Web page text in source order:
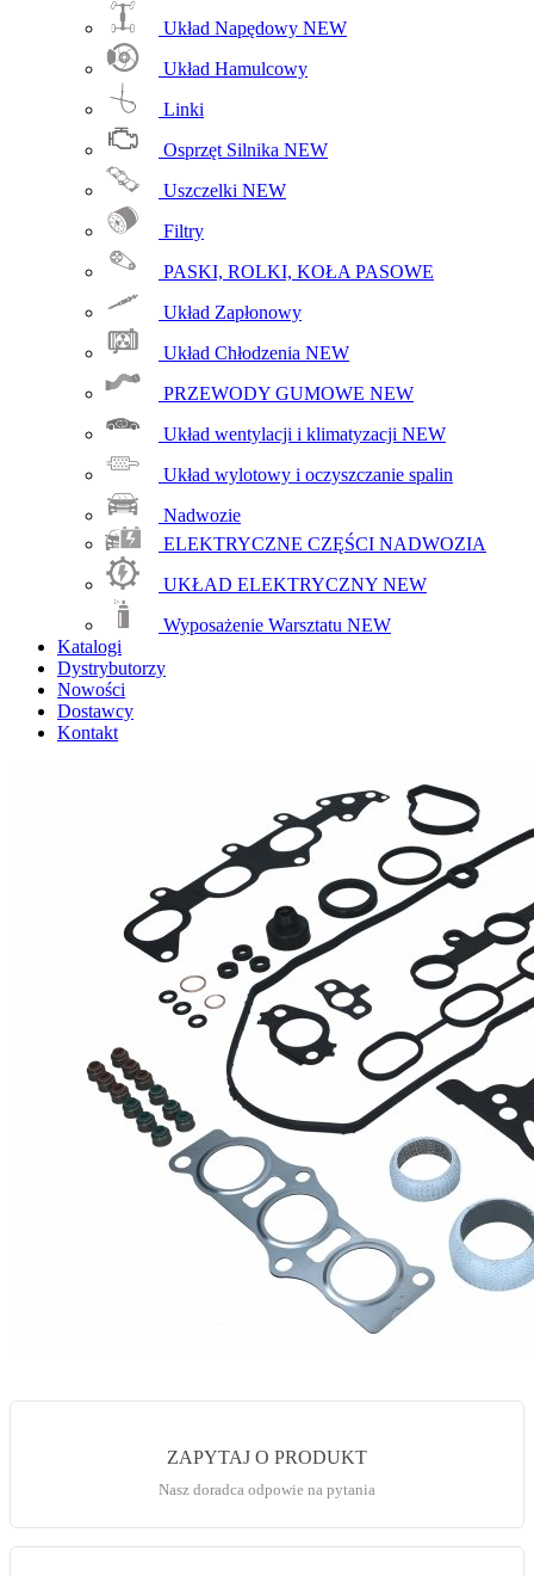
Układ Napędowy NEW
Układ Hamulcowy
Linki
Osprzęt Silnika NEW
Uszczelki NEW
Filtry
PASKI, ROLKI, KOŁA PASOWE
Układ Zapłonowy
Układ Chłodzenia NEW
PRZEWODY GUMOWE NEW
Układ wentylacji i klimatyzacji NEW
Układ wylotowy i oczyszczanie spalin
Nadwozie
ELEKTRYCZNE CZĘŚCI NADWOZIA
UKŁAD ELEKTRYCZNY NEW
Wyposażenie Warsztatu NEW
Katalogi
Dystrybutorzy
Nowości
Dostawcy
Kontakt
ZAPYTAJ O PRODUKT
Nasz doradca odpowie na pytania